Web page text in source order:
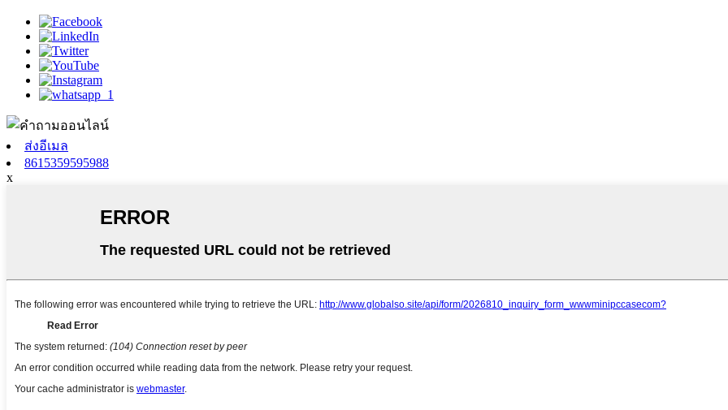
ส่งอีเมล
8615359595988
x